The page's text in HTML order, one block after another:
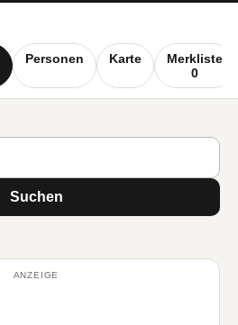
Personen Karte
Merkliste
0
Suchen
ANZEIGE